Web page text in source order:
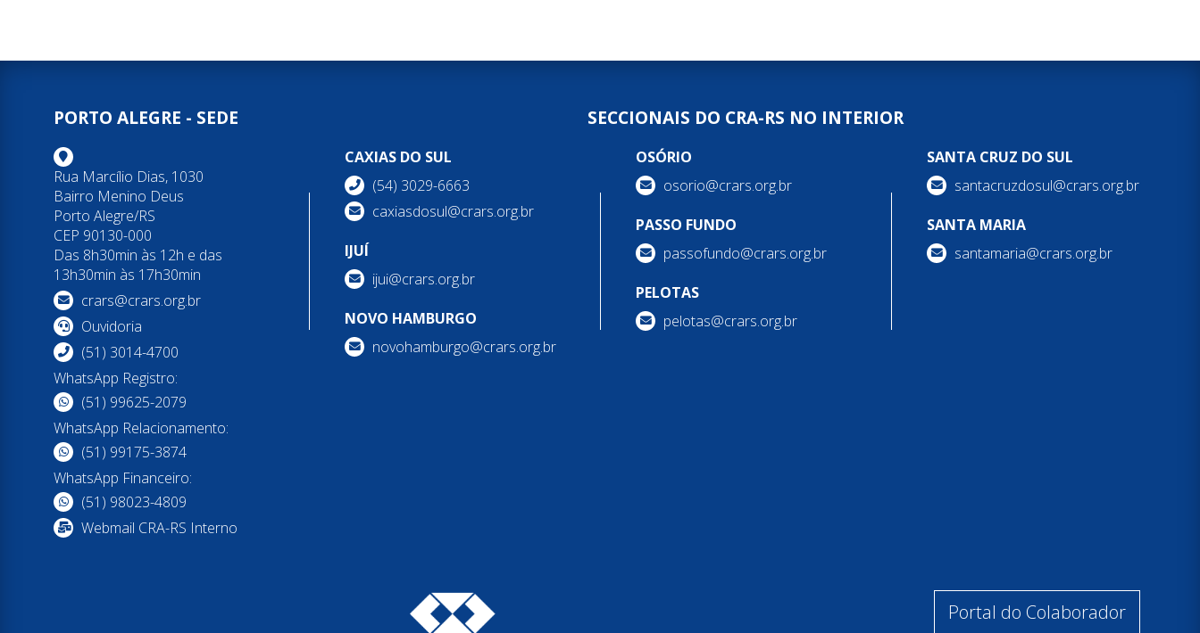
PORTO ALEGRE - SEDE
Rua Marcílio Dias, 1030
Bairro Menino Deus
Porto Alegre/RS
CEP 90130-000
Das 8h30min às 12h e das
13h30min às 17h30min
crars@crars.org.br
Ouvidoria
(51) 3014-4700
WhatsApp Registro:
(51) 99625-2079
WhatsApp Relacionamento:
(51) 99175-3874
WhatsApp Financeiro:
(51) 98023-4809
Webmail CRA-RS Interno
SECCIONAIS DO CRA-RS NO INTERIOR
CAXIAS DO SUL
(54) 3029-6663
caxiasdosul@crars.org.br
IJUÍ
ijui@crars.org.br
NOVO HAMBURGO
novohamburgo@crars.org.br
OSÓRIO
osorio@crars.org.br
PASSO FUNDO
passofundo@crars.org.br
PELOTAS
pelotas@crars.org.br
SANTA CRUZ DO SUL
santacruzdosul@crars.org.br
SANTA MARIA
santamaria@crars.org.br
Portal do Colaborador